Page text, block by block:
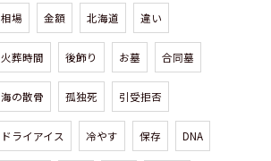
相場 金額 北海道 違い
火葬時間 後飾り お墓 合同墓
海の散骨 孤独死 引受拒否
ドライアイス 冷やす 保存 DNA